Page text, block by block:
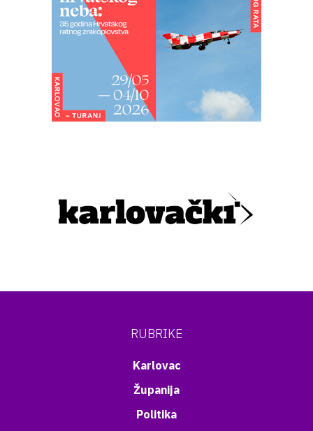
RUBRIKE
Karlovac
Županija
Politika